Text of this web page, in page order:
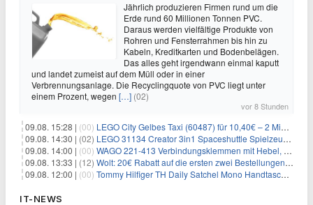
Jährlich produzieren Firmen rund um die
Erde rund 60 Millionen Tonnen PVC.
Daraus werden vielfältige Produkte von
Rohren und Fensterrahmen bis hin zu
Kabeln, Kreditkarten und Bodenbelägen.
Das alles geht irgendwann einmal kaputt
und landet zumeist auf dem Müll oder in einer
Verbrennungsanlage. Die Recyclingquote von PVC liegt unter
einem Prozent, wegen […] (02)
vor 8 Stunden
09.08. 15:28 | (00) LEGO City Gelbes Taxi (60487) für 10,40€ – 2 Minifiguren
09.08. 14:30 | (02) LEGO 31134 Creator 3in1 Spaceshuttle Spielzeug für 6,39€
09.08. 14:00 | (00) WAGO 221-413 Verbindungsklemmen mit Hebel, 50 Stück für 14,99€
09.08. 13:33 | (12) Wolt: 20€ Rabatt auf die ersten zwei Bestellungen für Neukunden
09.08. 12:00 | (00) Tommy Hilfiger TH Daily Satchel Mono Handtasche für 73,97€
IT-NEWS